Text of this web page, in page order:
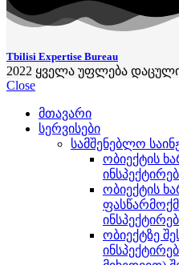
Tbilisi Expertise Bureau
2022 ყველა უფლება
Close
მთავარი
სერვისები
სამშენებლო
ობიექტის
ობიექტის
ობიექტზე